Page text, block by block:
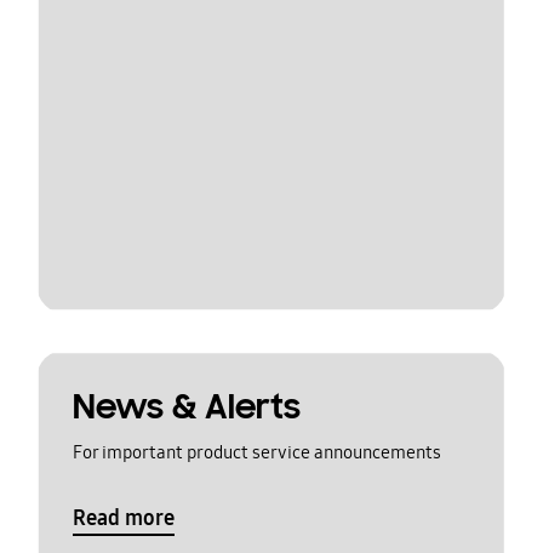
News & Alerts
For important product service announcements
Read more